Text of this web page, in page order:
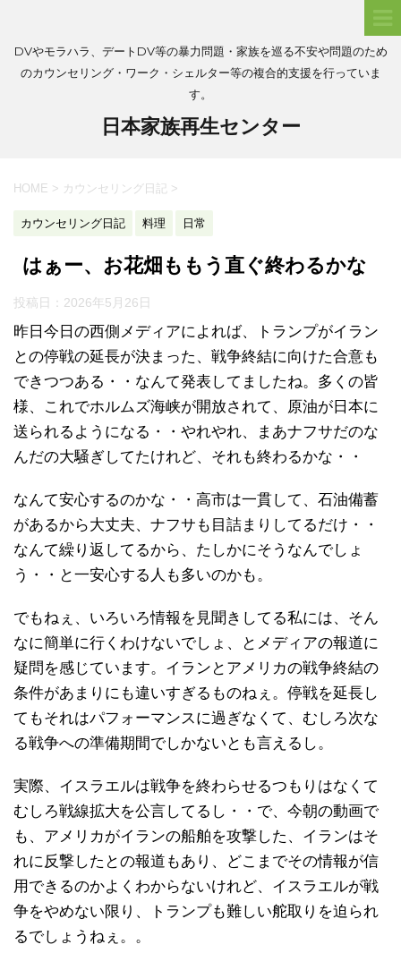
DVやモラハラ、デートDV等の暴力問題・家族を巡る不安や問題のため
のカウンセリング・ワーク・シェルター等の複合的支援を行っていま
す。
日本家族再生センター
HOME > カウンセリング日記 >
カウンセリング日記 料理 日常
はぁー、お花畑ももう直ぐ終わるかな
投稿日： 2026年5月26日
昨日今日の西側メディアによれば、トランプがイラン
との停戦の延長が決まった、戦争終結に向けた合意も
できつつある・・なんて発表してましたね。多くの皆
様、これでホルムズ海峡が開放されて、原油が日本に
送られるようになる・・やれやれ、まあナフサだのな
んだの大騒ぎしてたけれど、それも終わるかな・・
なんて安心するのかな・・高市は一貫して、石油備蓄
があるから大丈夫、ナフサも目詰まりしてるだけ・・
なんて繰り返してるから、たしかにそうなんでしょ
う・・と一安心する人も多いのかも。
でもねぇ、いろいろ情報を見聞きしてる私には、そん
なに簡単に行くわけないでしょ、とメディアの報道に
疑問を感じています。イランとアメリカの戦争終結の
条件があまりにも違いすぎるものねぇ。停戦を延長し
てもそれはパフォーマンスに過ぎなくて、むしろ次な
る戦争への準備期間でしかないとも言えるし。
実際、イスラエルは戦争を終わらせるつもりはなくて
むしろ戦線拡大を公言してるし・・で、今朝の動画で
も、アメリカがイランの船舶を攻撃した、イランはそ
れに反撃したとの報道もあり、どこまでその情報が信
用できるのかよくわからないけれど、イスラエルが戦
争をやめない限り、トランプも難しい舵取りを迫られ
るでしょうねぇ。。